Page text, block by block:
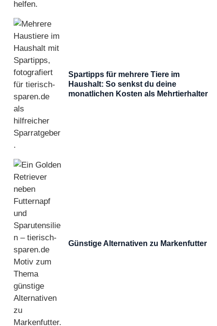
Spartipps für mehrere Tiere im
Haushalt: So senkst du deine
monatlichen Kosten als Mehrtierhalter
Günstige Alternativen zu Markenfutter